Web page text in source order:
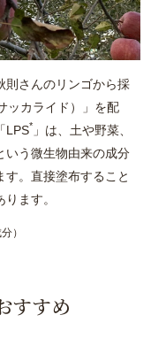
則さんのリンゴから採
ッカライド）」を配
LPS*」は、土や野菜、
いう微生物由来の成分
。直接塗布すること
ます。
）
すすめ